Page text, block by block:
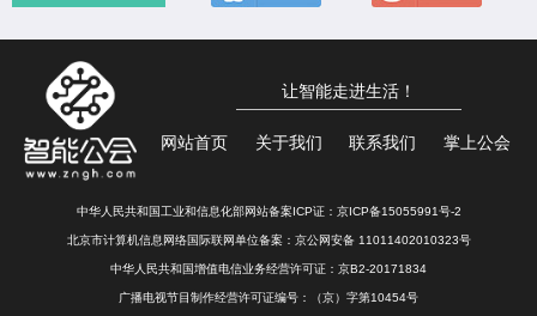
让智能走进生活！
网站首页 关于我们 联系我们 掌上公会
中华人民共和国工业和信息化部网站备案ICP证： 京ICP备15055991号-2
北京市计算机信息网络国际联网单位备案： 京公网安备 11011402010323号
中华人民共和国增值电信业务经营许可证：京B2-20171834
广播电视节目制作经营许可证编号：（京）字第10454号